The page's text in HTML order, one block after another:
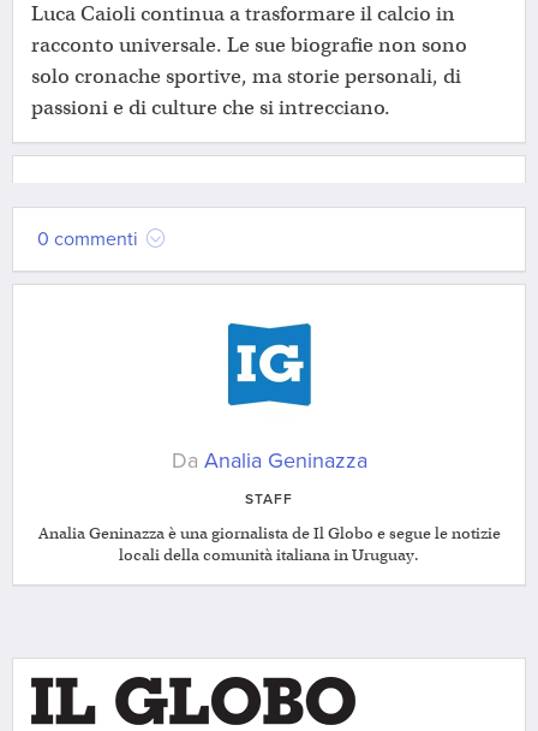
Luca Caioli continua a trasformare il calcio in
racconto universale. Le sue biografie non sono
solo cronache sportive, ma storie personali, di
passioni e di culture che si intrecciano.
0 commenti
Da Analia Geninazza
STAFF
Analia Geninazza è una giornalista de Il Globo e segue le notizie
locali della comunità italiana in Uruguay.